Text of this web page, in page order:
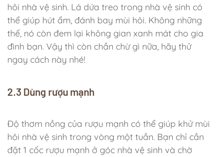
hôi nhà vệ sinh. Lá dứa treo trong nhà vệ sinh có
thể giúp hút ẩm, đánh bay mùi hôi. Không những
thế, nó còn đem lại không gian xanh mát cho gia
đình bạn. Vậy thì còn chần chừ gì nữa, hãy thử
ngay cách này nhé!
2.3 Dùng rượu mạnh
Độ thơm nồng của rượu mạnh có thể giúp khử mùi
hôi nhà vệ sinh trong vòng một tuần. Bạn chỉ cần
đặt 1 cốc rượu mạnh ở góc nhà vệ sinh và chờ